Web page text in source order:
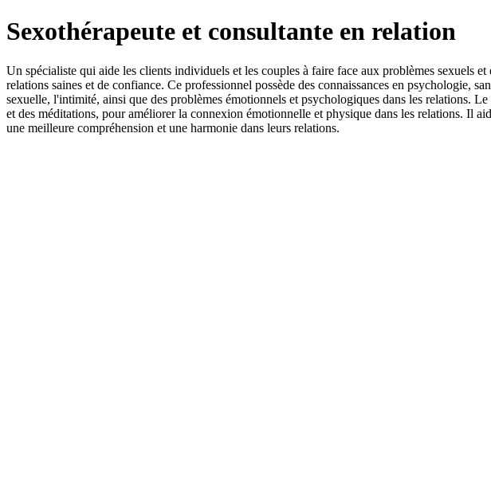
Sexothérapeute et consultante en relation
Un spécialiste qui aide les clients individuels et les couples à faire face aux problèmes sexuels
relations saines et de confiance. Ce professionnel possède des connaissances en psychologie,
sexuelle, l'intimité, ainsi que des problèmes émotionnels et psychologiques dans les relations.
et des méditations, pour améliorer la connexion émotionnelle et physique dans les relations. Il
une meilleure compréhension et une harmonie dans leurs relations.